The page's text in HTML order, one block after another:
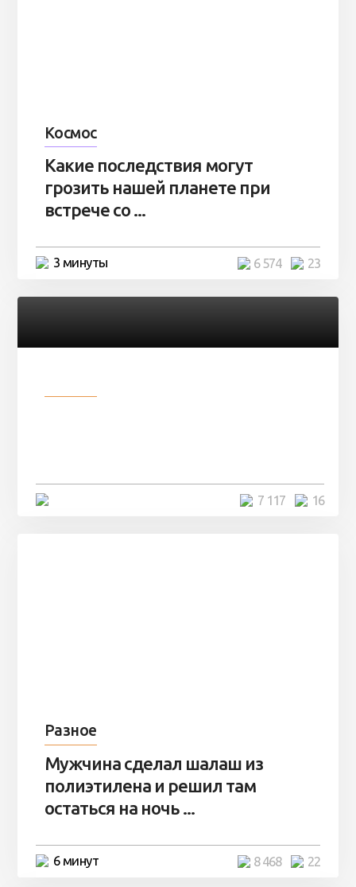
Космос
Какие последствия могут
грозить нашей планете при
встрече со ...
3 минуты 23
6 574
16
7 117
Разное
Мужчина сделал шалаш из
полиэтилена и решил там
остаться на ночь ...
6 минут 22
8 468